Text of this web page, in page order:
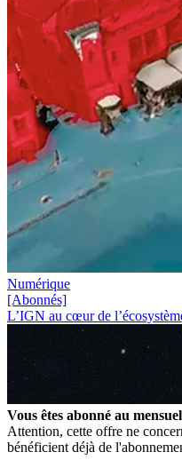
Numérique
[Abonnés]
L’IGN au cœur de
Vous êtes abonné au mensuel
Attention, cette offre ne
bénéficient déjà de